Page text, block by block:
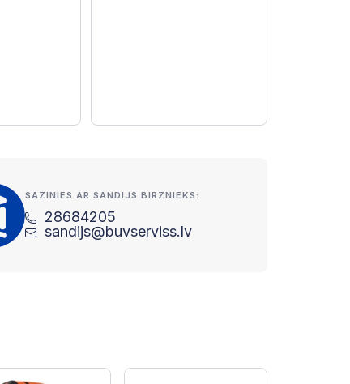
SAZINIES AR SANDIJS BIRZNIEKS:
28684205
sandijs@buvserviss.lv